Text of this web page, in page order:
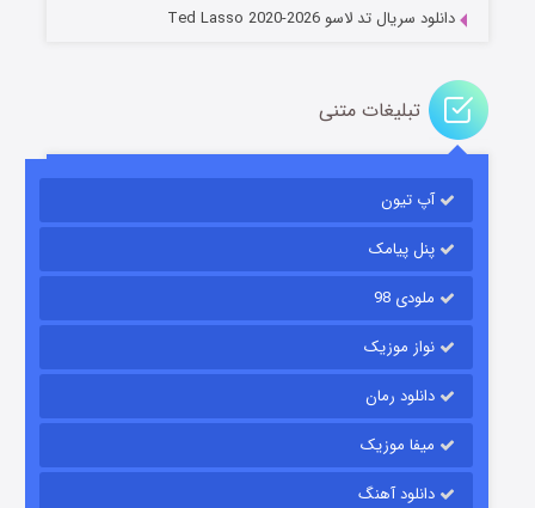
دانلود سریال تد لاسو Ted Lasso 2020-2026
تبلیغات متنی
آپ تیون
پنل پیامک
ملودی 98
نواز موزیک
دانلود رمان
میفا موزیک
دانلود آهنگ